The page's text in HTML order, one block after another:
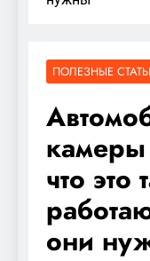
ПОЛЕЗНЫЕ
что это
они